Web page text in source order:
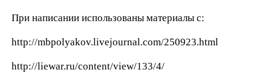
При написании использованы материалы с:
http://mbpolyakov.livejournal.com/250923.html
http://liewar.ru/content/view/133/4/